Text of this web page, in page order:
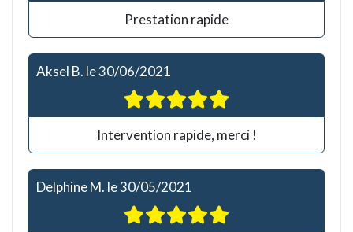
Prestation rapide
Aksel B. le30/06/2021
Intervention rapide, merci !
Delphine M. le30/05/2021